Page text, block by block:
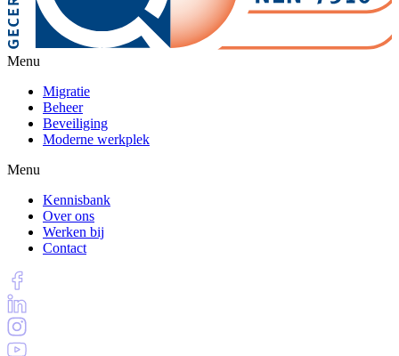
Menu
Migratie
Beheer
Beveiliging
Moderne werkplek
Menu
Kennisbank
Over ons
Werken bij
Contact